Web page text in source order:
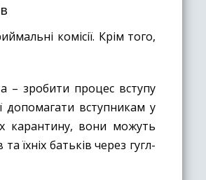
комісії. Крім того,
– зробити процес вступу
допомагати вступникам у
карантину, вони можуть
їхніх батьків через гугл-